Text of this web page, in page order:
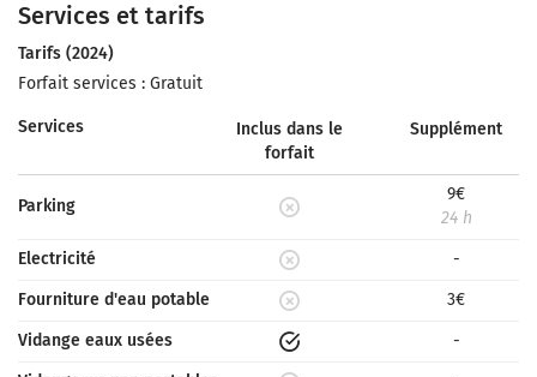
Services et tarifs
Tarifs (2024)
Forfait services : Gratuit
Services
Inclus dans le
forfait
Supplément
Parking
9€
24 h
Electricité
-
Fourniture d'eau potable
3€
Vidange eaux usées
-